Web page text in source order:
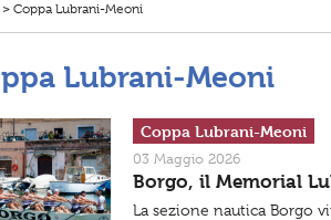
> Coppa Lubrani-Meoni
Lubrani-Meoni
Coppa Lubrani-Meoni
03 Maggio 2026
Borgo, il Memorial
La sezione nautica Borgo